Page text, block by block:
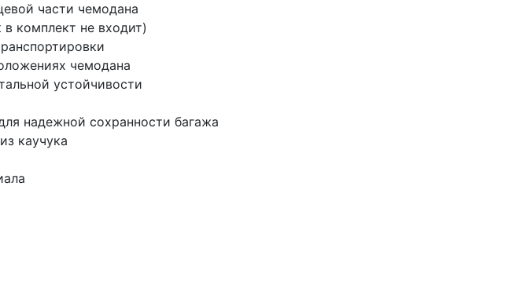
части чемодана
комплект не входит)
чемодана
устойчивости
надежной сохранности багажа
каучука